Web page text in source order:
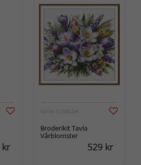
kr
NOVA SLOBODA
Broderikit Tavla
Vårblomster
529 kr